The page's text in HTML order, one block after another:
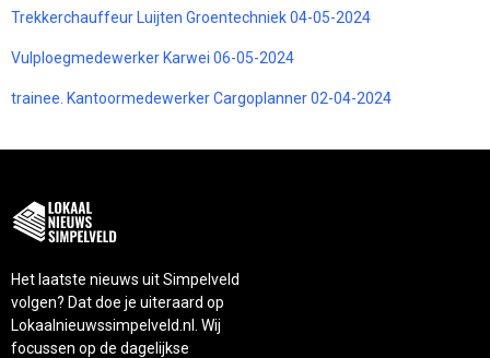
Trekkerchauffeur Luijten Groentechniek 04-05-2024
Vulploegmedewerker Karwei 06-05-2024
trainee. Kantoormedewerker Cargoplanner 02-04-2024
Het laatste nieuws uit Simpelveld
volgen? Dat doe je uiteraard op
Lokaalnieuwssimpelveld.nl. Wij
focussen op de dagelijkse